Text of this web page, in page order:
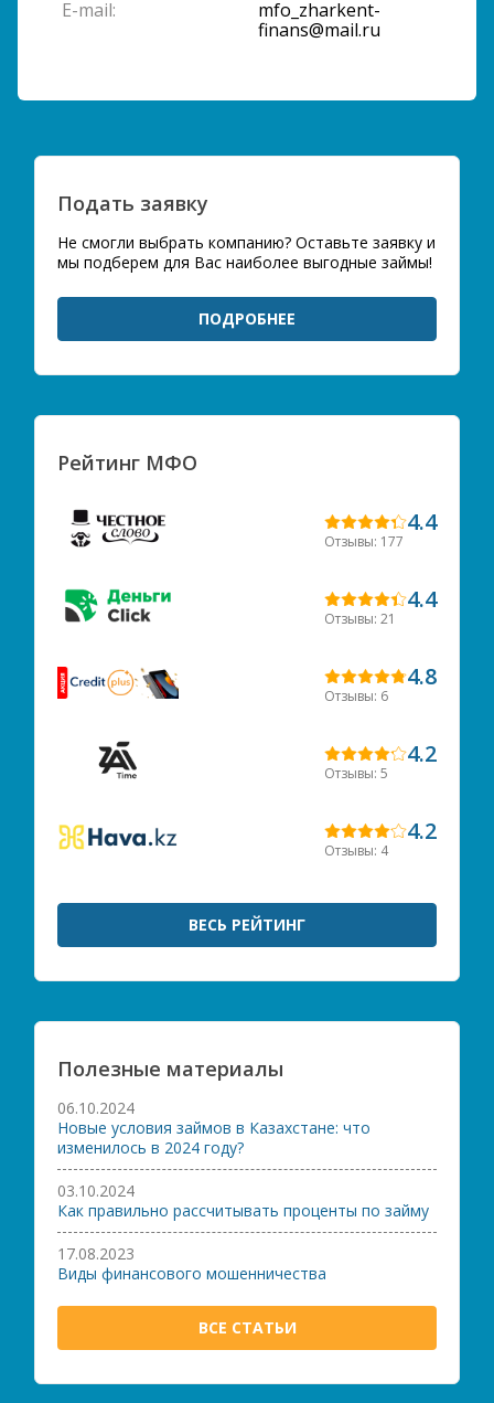
E-mail:
mfo_zharkent-
finans@mail.ru
Подать заявку
Не смогли выбрать компанию? Оставьте заявку и
мы подберем для Вас наиболее выгодные займы!
ПОДРОБНЕЕ
Рейтинг МФО
4.4
Отзывы: 177
4.4
Отзывы: 21
4.8
Отзывы: 6
4.2
Отзывы: 5
4.2
Отзывы: 4
ВЕСЬ РЕЙТИНГ
Полезные материалы
06.10.2024
Новые условия займов в Казахстане: что
изменилось в 2024 году?
03.10.2024
Как правильно рассчитывать проценты по займу
17.08.2023
Виды финансового мошенничества
ВСЕ СТАТЬИ